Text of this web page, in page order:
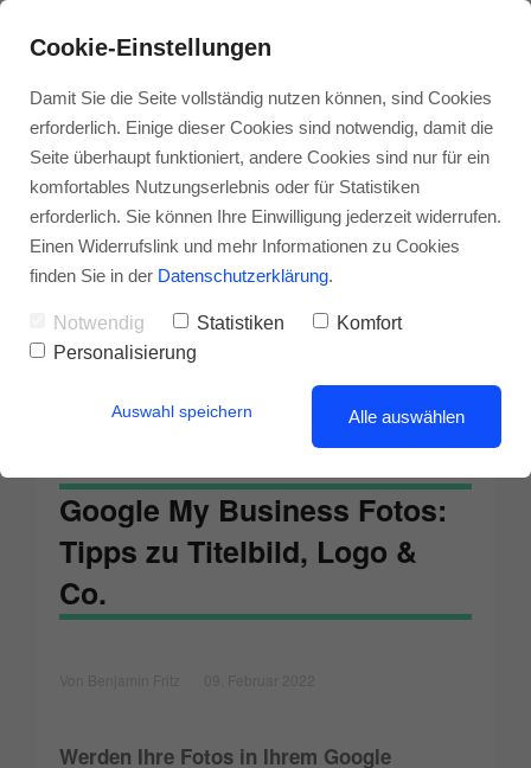
Google My Business Fotos:
Tipps zu Titelbild, Logo &
Co.
Werden Ihre Fotos in Ihrem Google
Cookie-Einstellungen
Damit Sie die Seite vollständig nutzen können, sind Cookies
erforderlich. Einige dieser Cookies sind notwendig, damit die
Seite überhaupt funktioniert, andere Cookies sind nur für ein
komfortables Nutzungserlebnis oder für Statistiken
erforderlich. Sie können Ihre Einwilligung jederzeit widerrufen.
Einen Widerrufslink und mehr Informationen zu Cookies
finden Sie in der Datenschutzerklärung.
Notwendig Statistiken
Komfort
Personalisierung
Auswahl speichern Alle auswählen